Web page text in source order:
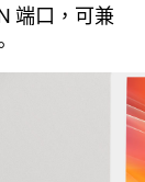
端口，可兼